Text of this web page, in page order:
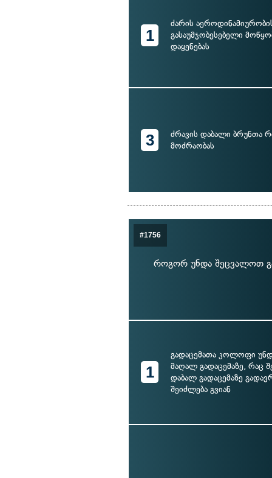
1
ძარის
გასაუმჯობესებელი
დაყენებას
3
ძრავის დაბალი ბრუნთა
მოძრაობას
#1756
როგორ უნდა შეცვალოთ
1
გადაცემათა კოლოფი
მაღალ გადაცემაზე, რაც
დაბალ გადაცემაზე
შეიძლება გვიან